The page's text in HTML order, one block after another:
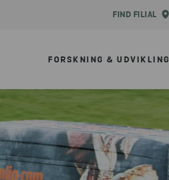
FIND FILIAL
FORSKNING & UDVIKLING